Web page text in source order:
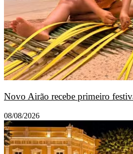
Novo Airão recebe primeiro
08/08/2026